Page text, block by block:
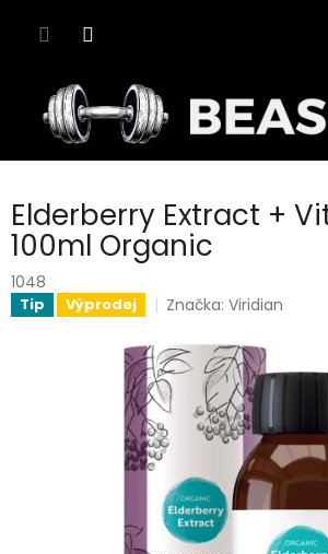
Elderberry Extract +
100ml Organic
1048
Tip Výprodej Značka:Viridian